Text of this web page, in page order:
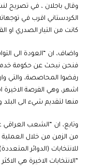
وقال باجلان ، في تصريح
الكردستاني اقرب في
كانت من التيار الصدري او
واضاف، ان “العودة الى
فنحن نبحث عن حكومة
رفضوا المحاصصة، والتي
اشهر، وهي الفرصة
منها لتقديم شيء الى البلد
وتابع، ان “الشعب العراقي
من الزمن من خلال العملية
للانتخابات (الدوائر
“الانتخابات الاخيرة هي